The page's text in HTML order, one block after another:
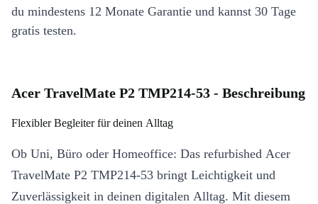
du mindestens 12 Monate Garantie und kannst 30 Tage
gratis testen.
Acer TravelMate P2 TMP214-53 - Beschreibung
Flexibler Begleiter für deinen Alltag
Ob Uni, Büro oder Homeoffice: Das refurbished Acer
TravelMate P2 TMP214-53 bringt Leichtigkeit und
Zuverlässigkeit in deinen digitalen Alltag. Mit diesem